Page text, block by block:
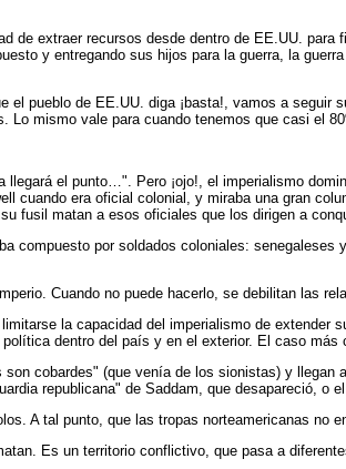
de extraer recursos desde dentro de EE.UU.
y entregando sus hijos para la guerra, la
el pueblo de EE.UU. diga ¡basta!, vamos a
Lo mismo vale para cuando tenemos que casi el
el punto…". Pero ¡ojo!, el imperialismo
cuando era oficial colonial, y miraba una gran
fusil matan a esos oficiales que los dirigen a
compuesto por soldados coloniales:
Cuando no puede hacerlo, se debilitan las
la capacidad del imperialismo de
dentro del país y en el exterior. El caso más
cobardes" (que venía de los sionistas) y
republicana" de Saddam, que desapareció,
A tal punto, que las tropas norteamericanas no
Es un territorio conflictivo, que pasa a